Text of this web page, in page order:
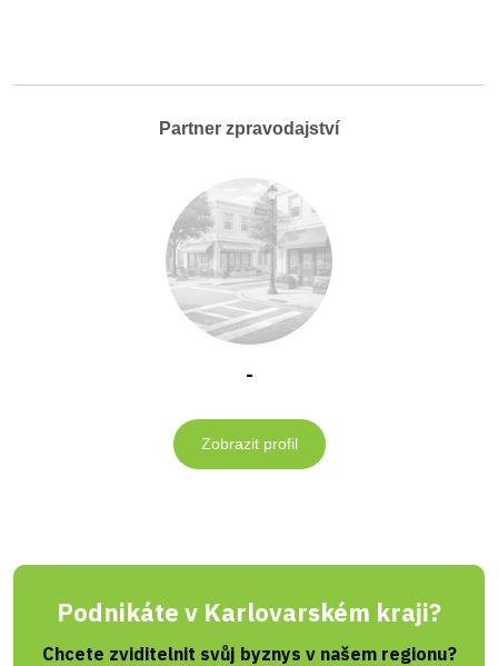
Partner zpravodajství
-
Zobrazit profil
Podnikáte v Karlovarském kraji?
Chcete zviditelnit svůj byznys v našem regionu?